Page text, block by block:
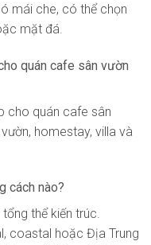
mái che, có thể chọn
mặt đá.
quán cafe sân vườn
cho quán cafe sân
homestay, villa và
cách nào?
thể kiến trúc.
coastal hoặc Địa Trung